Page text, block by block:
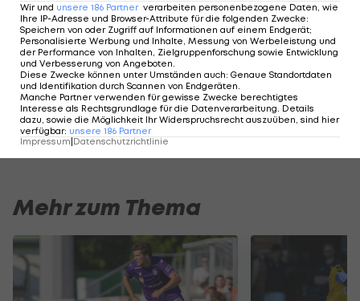
Bundesliga
Austria Salzburg
ärgert SV Ried im
Testspiel
Bundesliga
Mehr zum Thema
Wir und unsere 186 Partner verarbeiten personenbezogene Daten, wie
Ihre IP-Adresse und Browser-Attribute für die folgenden Zwecke:
Speichern von oder Zugriff auf Informationen auf einem Endgerät;
Personalisierte Werbung und Inhalte, Messung von Werbeleistung und
der Performance von Inhalten, Zielgruppenforschung sowie Entwicklung
und Verbesserung von Angeboten
Diese Zwecke können unter Umständen auch: Genaue Standortdaten
und Identifikation durch Scannen von Endgeräten
Manche Partner verwenden für gewisse Zwecke berechtigtes
Interesse als Rechtsgrundlage für die Datenverarbeitung. Details
dazu, sowie die Möglichkeit Ihr Widerspruchsrecht auszuüben, sind hier
verfügbar: unsere 186 Partner
Impressum|Datenschutzrichtlinie